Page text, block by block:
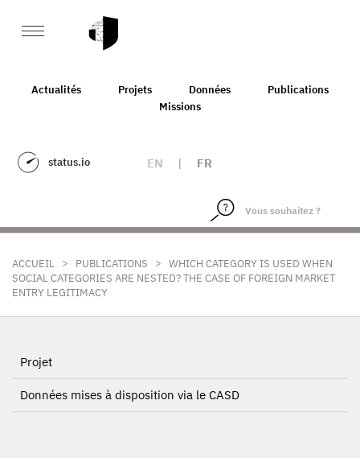
Actualités Projets Données
Publications
Missions
status.io EN | FR
ACCUEIL > PUBLICATIONS > WHICH CATEGORY IS USED WHEN
SOCIAL CATEGORIES ARE NESTED? THE CASE OF FOREIGN MARKET
ENTRY LEGITIMACY
Projet
Données mises à disposition via le CASD